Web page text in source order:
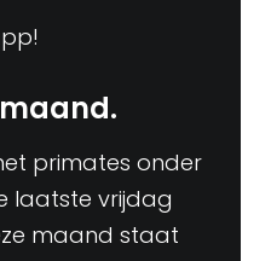
primates onder
laatste vrijdag
maand staat